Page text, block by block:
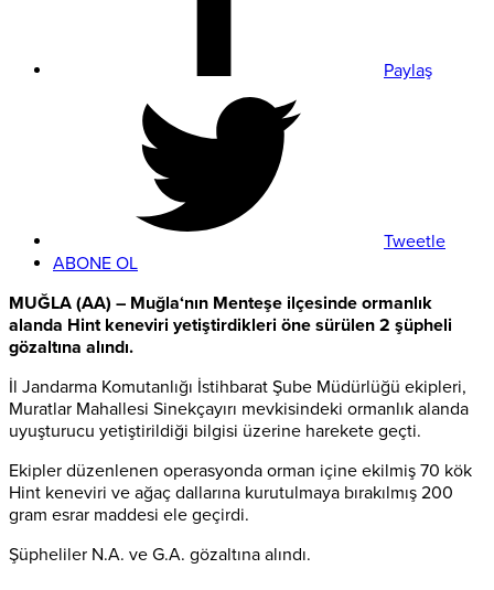
Paylaş
Tweetle
ABONE OL
MUĞLA (AA) – Muğla‘nın Menteşe ilçesinde ormanlık
alanda Hint keneviri yetiştirdikleri öne sürülen 2 şüpheli
gözaltına alındı.
İl Jandarma Komutanlığı İstihbarat Şube Müdürlüğü ekipleri,
Muratlar Mahallesi Sinekçayırı mevkisindeki ormanlık alanda
uyuşturucu yetiştirildiği bilgisi üzerine harekete geçti.
Ekipler düzenlenen operasyonda orman içine ekilmiş 70 kök
Hint keneviri ve ağaç dallarına kurutulmaya bırakılmış 200
gram esrar maddesi ele geçirdi.
Şüpheliler N.A. ve G.A. gözaltına alındı.